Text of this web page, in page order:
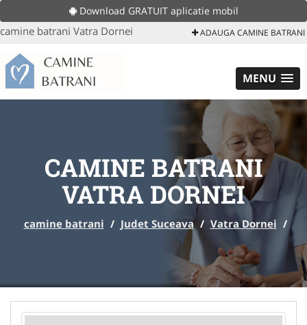
Download GRATUIT aplicatie mobil
camine batrani Vatra Dornei ADAUGA CAMINE BATRANI
MENU
CAMINE BATRANI
VATRA DORNEI
camine batrani / Judet Suceava / Vatra Dornei /